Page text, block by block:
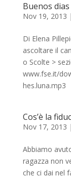
Buenos
Nov 19, 2013 |
Di Elena
ascoltare il
o Scolte >
www.fse.it/
hes.luna.mp3
Cos’è la
Nov 17, 2013 |
Abbiamo
ragazza non
che ci dai nel